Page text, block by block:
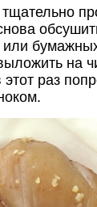
или
на
раз